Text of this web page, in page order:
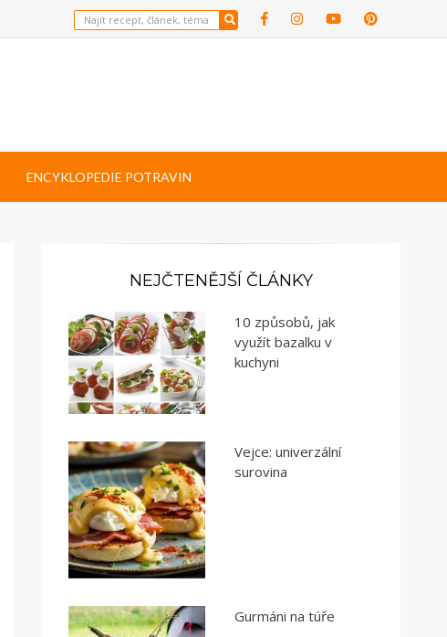
ENCYKLOPEDIE POTRAVIN
NEJČTENĚJŠÍ ČLÁNKY
10 způsobů, jak
využít bazalku v
kuchyni
Vejce: univerzální
surovina
Gurmáni na túře